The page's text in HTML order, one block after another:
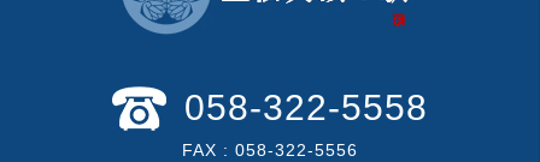
058-322-5558
FAX : 058-322-5556